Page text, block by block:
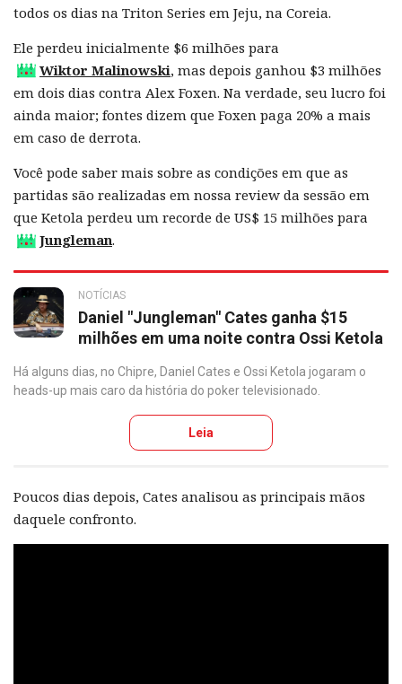
todos os dias na Triton Series em Jeju, na Coreia.
Ele perdeu inicialmente $6 milhões para
Wiktor Malinowski, mas depois ganhou $3 milhões
em dois dias contra Alex Foxen. Na verdade, seu lucro foi
ainda maior; fontes dizem que Foxen paga 20% a mais
em caso de derrota.
Você pode saber mais sobre as condições em que as
partidas são realizadas em nossa review da sessão em
que Ketola perdeu um recorde de US$ 15 milhões para
Jungleman.
NOTÍCIAS
Daniel "Jungleman" Cates ganha $15
milhões em uma noite contra Ossi Ketola
Há alguns dias, no Chipre, Daniel Cates e Ossi Ketola jogaram o
heads-up mais caro da história do poker televisionado.
Leia
Poucos dias depois, Cates analisou as principais mãos
daquele confronto.